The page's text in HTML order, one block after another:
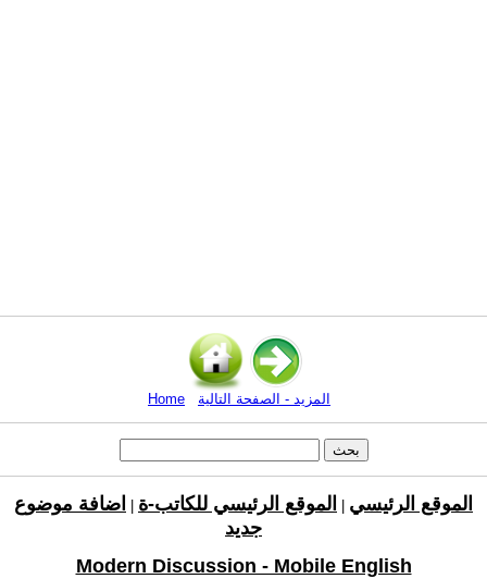
Home المزيد - الصفحة التالية
الموقع الرئيسي الموقع الرئيسي للكاتب-ة
اضافة موضوع
جديد
Modern Discussion - Mobile English